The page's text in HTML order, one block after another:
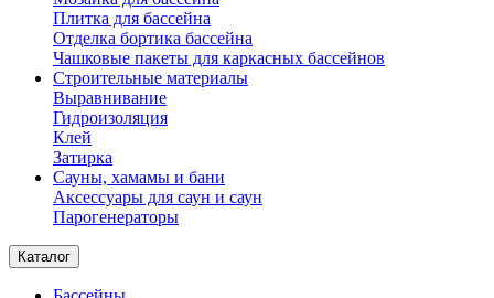
Плитка для бассейна
Отделка бортика бассейна
Чашковые пакеты для каркасных бассейнов
Строительные материалы
Выравнивание
Гидроизоляция
Клей
Затирка
Сауны, хамамы и бани
Аксессуары для саун и саун
Парогенераторы
Каталог